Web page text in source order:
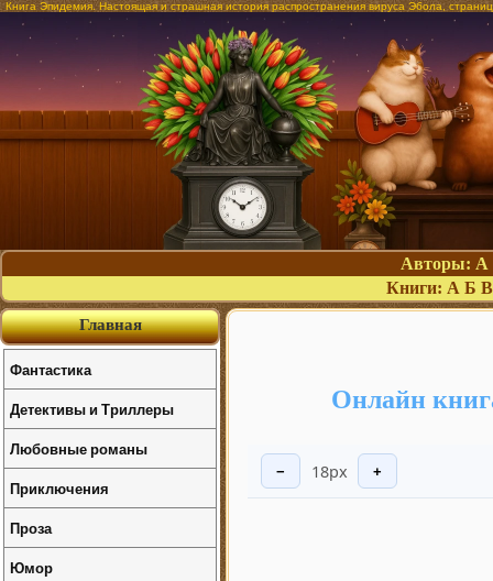
Книга Эпидемия. Настоящая и страшная история распространения вируса Эбола,
Авторы: А
Книги: А Б В
Онлайн
− 18px +
Главная
Фантастика
Детективы и Триллеры
Любовные романы
Приключения
Проза
Юмор